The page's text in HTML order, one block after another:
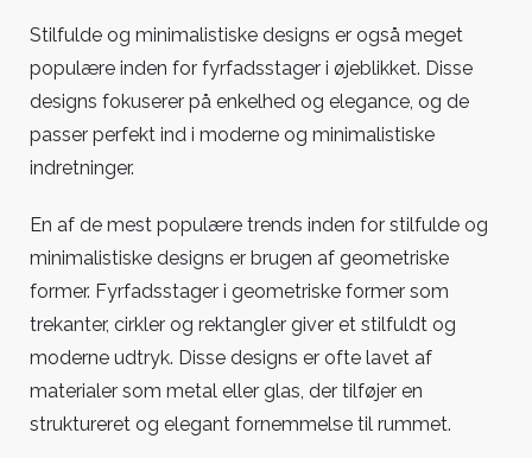
Stilfulde og minimalistiske designs er også meget
populære inden for fyrfadsstager i øjeblikket. Disse
designs fokuserer på enkelhed og elegance, og de
passer perfekt ind i moderne og minimalistiske
indretninger.
En af de mest populære trends inden for stilfulde og
minimalistiske designs er brugen af geometriske
former. Fyrfadsstager i geometriske former som
trekanter, cirkler og rektangler giver et stilfuldt og
moderne udtryk. Disse designs er ofte lavet af
materialer som metal eller glas, der tilføjer en
struktureret og elegant fornemmelse til rummet.